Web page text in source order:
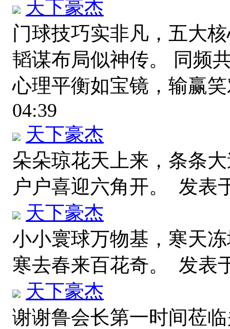
天下豪杰
门球技巧实非凡，五大
韬谋布局似神传。 同频
心理平衡如宝镜，输赢
04:39
天下豪杰
朵朵琼花天上来，条条
户户喜迎六角开。 发表
天下豪杰
小小寰球万物基，寒天
寒去春来百花奇。 发表
天下豪杰
谢谢鲁会长第一时间莅